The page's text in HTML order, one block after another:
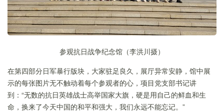
参观抗日战争纪念馆（李洪川摄）
在第四部分日军暴行版块，大家驻足良久，展厅异常安静，馆中展
示的每张图片无不触动着每个参观者的心，项目党支部书记讲
到：“无数的抗日英雄战士高举国家大旗，硬是用自己的鲜血和生
命，换来了今天中国的和平和强大，我们永远不能忘记。”